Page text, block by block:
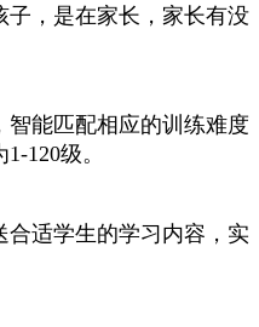
子，是在家长，家长有没
能匹配相应的训练难度
120级。
适学生的学习内容，实